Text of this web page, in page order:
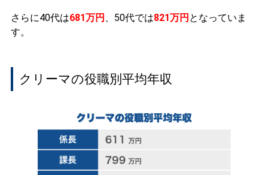
さらに40代は681万円 、50代では821万円 となっていま
す。
クリーマの役職別平均年収